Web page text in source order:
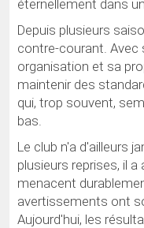
éternellement dans
Depuis plusieurs
contre-courant. Avec
organisation et sa
maintenir des
qui, trop souvent,
bas.
Le club n'a d'ailleurs
plusieurs reprises, il
menacent
avertissements ont
Aujourd'hui, les